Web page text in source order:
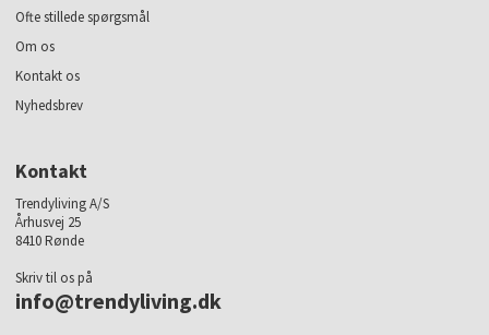
Ofte stillede spørgsmål
Om os
Kontakt os
Nyhedsbrev
Kontakt
Trendyliving A/S
Århusvej 25
8410 Rønde
Skriv til os på
info@trendyliving.dk